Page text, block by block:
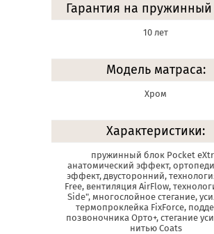
Гарантия на пружинный
10 лет
Модель матраса:
Хром
Характеристики:
пружинный блок Pocket
анатомический эффект,
эффект, двусторонний,
Free, вентиляция AirFlow,
Side", многослойное стегание,
термопроклейка FixForce,
позвоночника Орто+, стегание
нитью Coats